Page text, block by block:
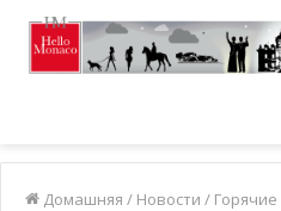
Домашняя / Новости /